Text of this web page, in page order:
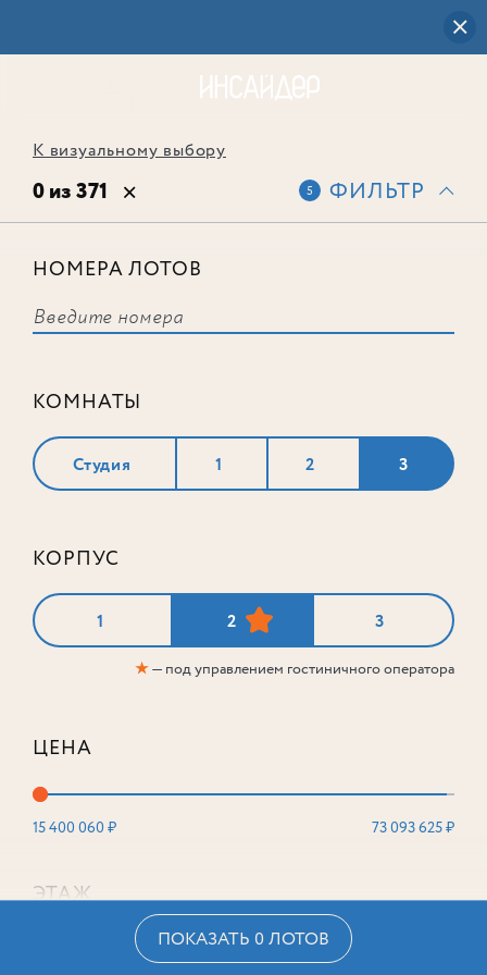
К визуальному выбору
0 из 371 5 ФИЛЬТР
НОМЕРА ЛОТОВ
КОМНАТЫ
Студия 1 2 3
КОРПУС
1 2 3
★— под управлением гостиничного оператора
ЦЕНА
15 400 060 ₽ 73 093 625 ₽
ЭТАЖ
ПОКАЗАТЬ 0 ЛОТОВ
соответствует ни одного лота